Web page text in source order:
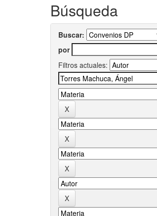
Búsqueda
Buscar:
por
Filtros actuales: